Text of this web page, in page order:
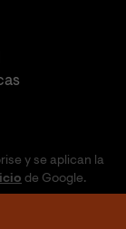
y se aplican la
de Google.